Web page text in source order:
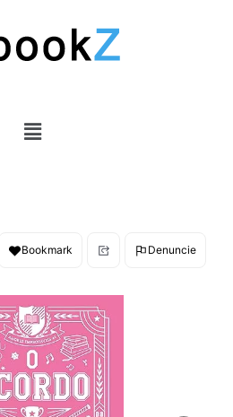
Bookmark Denuncie